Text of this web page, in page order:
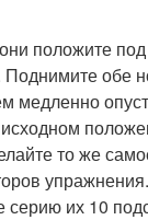
положите
обе
медленно
то же
серию их 10